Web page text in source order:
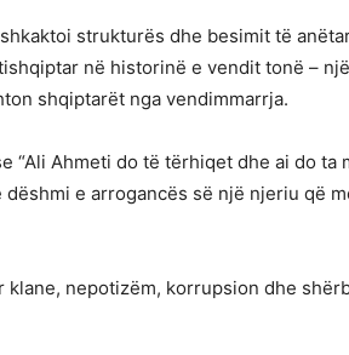
strukturës dhe besimit të
në historinë e vendit tonë – një
shqiptarët nga vendimmarrja.
“Ali Ahmeti do të tërhiqet dhe ai do ta
e arrogancës së një njeriu që
nepotizëm, korrupsion dhe